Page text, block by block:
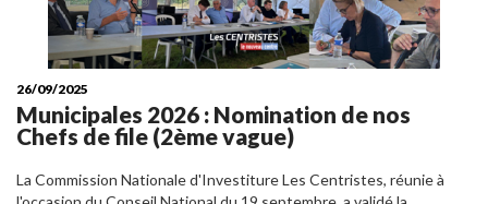
26/09/2025
Municipales 2026 : Nomination de nos
Chefs de file (2ème vague)
La Commission Nationale d'Investiture Les Centristes, réunie à